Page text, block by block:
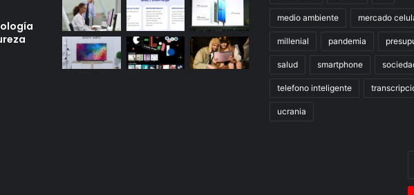
medio ambiente mercado
millenial pandemia
salud smartphone
telefono inteligente
ucrania